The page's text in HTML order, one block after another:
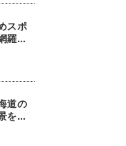
スポ
羅！
道の
を堪